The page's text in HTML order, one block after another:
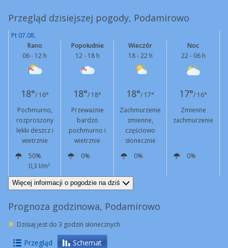
Przegląd dzisiejszej pogody, Podamirowo
Pt 07.08.
Rano
06 - 12 h
Popołudnie
12 - 18 h
Wieczór
18 - 22 h
Noc
22 - 06 h
18°/ 16° 18°/ 18° 18°/ 17° 17°/ 16°
Pochmurno,
rozproszony
lekki deszcz i
wietrznie
Przeważnie
bardzo
pochmurno i
wietrznie
Zachmurzenie
zmienne,
częściowo
słonecznie
Zmienne
zachmurzenie
50%
0,3 l/m²
0% 0% 0%
W
20 km/h
Podmuchy
44 km/h W
21 km/h
Podmuchy
44 km/h
Więcej informacji o pogodzie na dziś
Prognoza godzinowa, Podamirowo
Dzisiaj jest do 3 godzin słonecznych
Przegląd Schemat